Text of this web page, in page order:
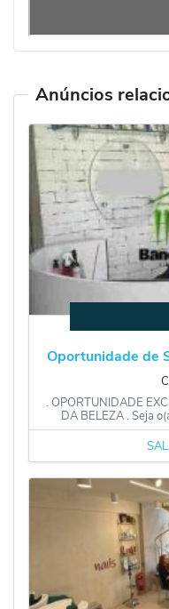
Anúncios
Oportunidade de
. OPORTUNIDADE
DA BELEZA . Seja